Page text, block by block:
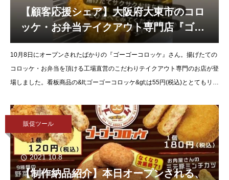
【顧客応援シェア】大阪府大東市のコロ
ッケ・お弁当テイクアウト専門店『ゴー
ゴーコロッケ』さんのSNS登場！
10月8日にオープンされたばかりの『ゴーゴーコロッケ』さん。揚げたての
コロッケ・お弁当を頂ける工場直営のこだわりテイクアウト専門のお店が登
場しました。看板商品の&lt;ゴーゴーコロッケ&gt;は55円(税込)ととてもリー
販促ツール
2021.10.8
【制作納品紹介】本日オープンされる、